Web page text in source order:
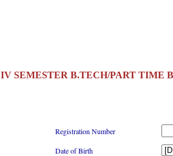
IV SEMESTER B.TECH/PART TIME
Registration Number
Date of Birth